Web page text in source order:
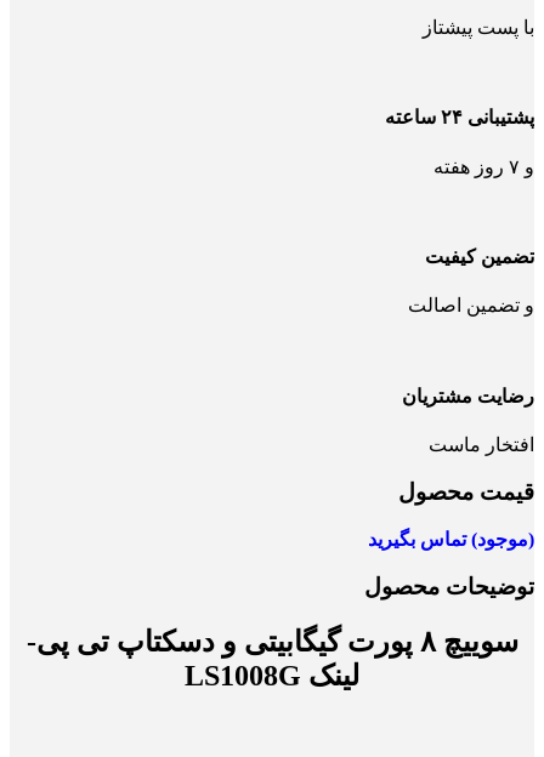
با پست پیشتاز
پشتیبانی ۲۴ ساعته
و ۷ روز هفته
تضمین کیفیت
و تضمین اصالت
رضایت مشتریان
افتخار ماست
قیمت محصول
(موجود) تماس بگیرید
توضیحات محصول
سوییچ ۸ پورت گیگابیتی و دسکتاپ تی پی-
لینک LS1008G